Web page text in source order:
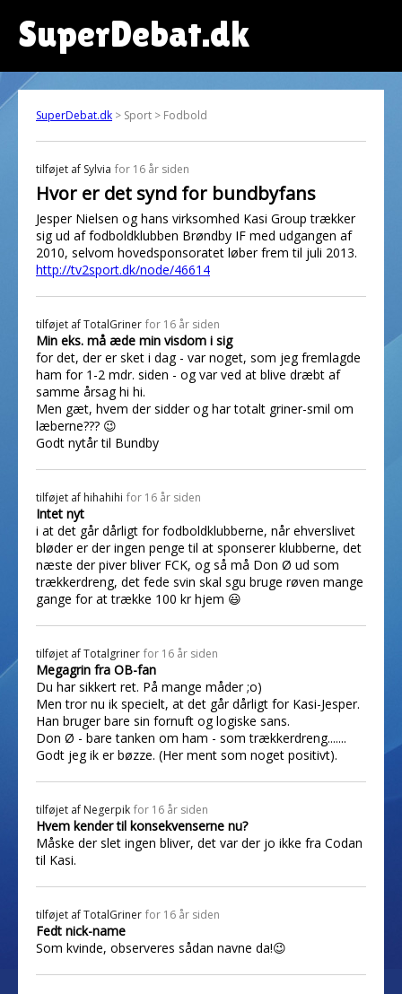
SuperDebat.dk
SuperDebat.dk > Sport > Fodbold
tilføjet af Sylvia for 16 år siden
Hvor er det synd for bundbyfans
Jesper Nielsen og hans virksomhed Kasi Group trækker
sig ud af fodboldklubben Brøndby IF med udgangen af
2010, selvom hovedsponsoratet løber frem til juli 2013.
http://tv2sport.dk/node/46614
tilføjet afTotalGriner for 16 år siden
Min eks. må æde min visdom i sig
for det, der er sket i dag - var noget, som jeg fremlagde
ham for 1-2 mdr. siden - og var ved at blive dræbt af
samme årsag hi hi.
Men gæt, hvem der sidder og har totalt griner-smil om
læberne??? 😉
Godt nytår til Bundby
tilføjet af hihahihi for 16 år siden
Intet nyt
i at det går dårligt for fodboldklubberne, når ehverslivet
bløder er der ingen penge til at sponserer klubberne, det
næste der piver bliver FCK, og så må Don Ø ud som
trækkerdreng, det fede svin skal sgu bruge røven mange
gange for at trække 100 kr hjem 😃
tilføjet afTotalgriner for 16 år siden
Megagrin fra OB-fan
Du har sikkert ret. På mange måder ;o)
Men tror nu ik specielt, at det går dårligt for Kasi-Jesper.
Han bruger bare sin fornuft og logiske sans.
Don Ø - bare tanken om ham - som trækkerdreng.......
Godt jeg ik er bøzze. (Her ment som noget positivt).
tilføjet af Negerpik for 16 år siden
Hvem kender til konsekvenserne nu?
Måske der slet ingen bliver, det var der jo ikke fra Codan
til Kasi.
tilføjet afTotalGriner for 16 år siden
Fedt nick-name
Som kvinde, observeres sådan navne da!😉